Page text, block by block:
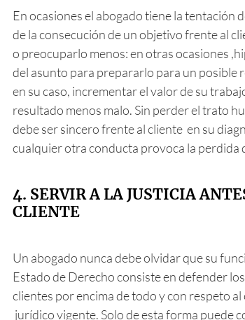
En ocasiones el abogado tiene la tentación
de la consecución de un objetivo frente al
o preocuparlo menos: en otras ocasiones
del asunto para prepararlo para un posible
en su caso, incrementar el valor de su
resultado menos malo. Sin perder el trato
debe ser sincero frente al cliente en su
cualquier otra conducta provoca la perdida
4. SERVIR A LA JUSTICIA
CLIENTE
Un abogado nunca debe olvidar que su
Estado de Derecho consiste en defender
clientes por encima de todo y con respeto
jurídico vigente. Solo de esta forma puede